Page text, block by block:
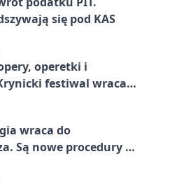
się pod KAS
operetki i
festiwal wraca z
wraca do
Są nowe procedury i